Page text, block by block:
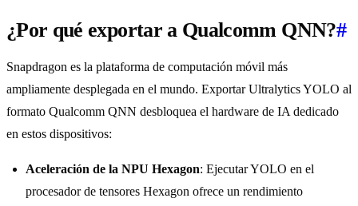
¿Por qué exportar a Qualcomm QNN?#
Snapdragon es la plataforma de computación móvil más
ampliamente desplegada en el mundo. Exportar Ultralytics YOLO al
formato Qualcomm QNN desbloquea el hardware de IA dedicado
en estos dispositivos:
Aceleración de la NPU Hexagon: Ejecutar YOLO en el
procesador de tensores Hexagon ofrece un rendimiento